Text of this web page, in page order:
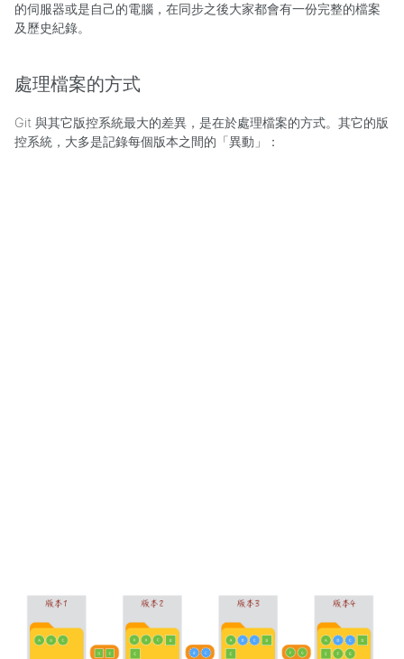
的伺服器或是自己的電腦，在同步之後大家都會有一份完整的檔案
及歷史紀錄。
處理檔案的方式
Git 與其它版控系統最大的差異，是在於處理檔案的方式。其它的版
控系統，大多是記錄每個版本之間的「異動」：